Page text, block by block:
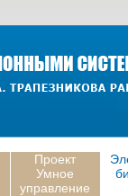
Проект
Умное
управление